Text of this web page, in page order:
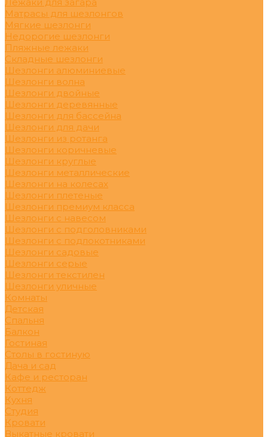
Матрасы для шезлонгов
Мягкие шезлонги
Недорогие шезлонги
Пляжные лежаки
Складные шезлонги
Шезлонги алюминиевые
Шезлонги волна
Шезлонги двойные
Шезлонги деревянные
Шезлонги для бассейна
Шезлонги для дачи
Шезлонги из ротанга
Шезлонги коричневые
Шезлонги круглые
Шезлонги металлические
Шезлонги на колесах
Шезлонги плетеные
Шезлонги премиум класса
Шезлонги с навесом
Шезлонги с подголовниками
Шезлонги с подлокотниками
Шезлонги садовые
Шезлонги серые
Шезлонги текстилен
Шезлонги уличные
Комнаты
Детская
Спальня
Балкон
Гостиная
Столы в гостиную
Дача и сад
Кафе и ресторан
Коттедж
Кухня
Студия
Кровати
Выкатные кровати